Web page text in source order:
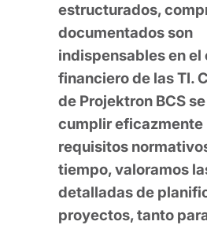
estructurados,
documentados son
indispensables en el
financiero de las TI.
de Projektron BCS
cumplir eficazmente
requisitos
tiempo, valoramos
detalladas de
proyectos, tanto